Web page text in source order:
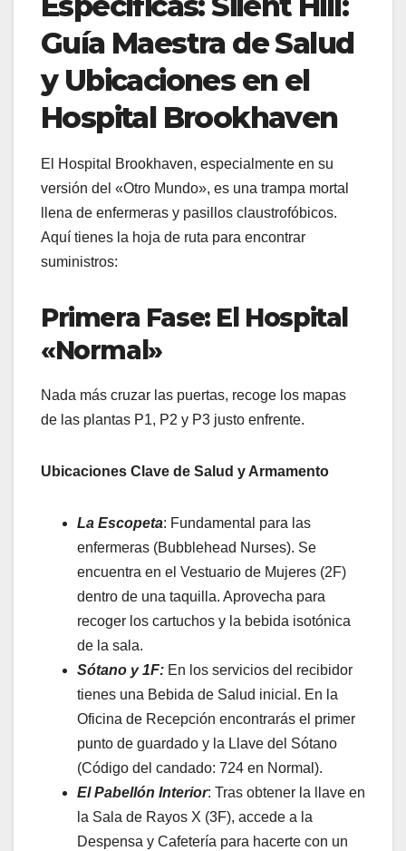
Guía Maestra de Salud
y Ubicaciones en el
Hospital Brookhaven
El Hospital Brookhaven, especialmente en su
versión del «Otro Mundo», es una trampa mortal
llena de enfermeras y pasillos claustrofóbicos.
Aquí tienes la hoja de ruta para encontrar
suministros:
Primera Fase: El Hospital
«Normal»
Nada más cruzar las puertas, recoge los mapas
de las plantas P1, P2 y P3 justo enfrente.
Ubicaciones Clave de Salud y Armamento
La Escopeta: Fundamental para las
enfermeras (Bubblehead Nurses). Se
encuentra en el Vestuario de Mujeres (2F)
dentro de una taquilla. Aprovecha para
recoger los cartuchos y la bebida isotónica
de la sala.
Sótano y 1F: En los servicios del recibidor
tienes una Bebida de Salud inicial. En la
Oficina de Recepción encontrarás el primer
punto de guardado y la Llave del Sótano
(Código del candado: 724 en Normal).
El Pabellón Interior: Tras obtener la llave en
la Sala de Rayos X (3F), accede a la
Despensa y Cafetería para hacerte con un